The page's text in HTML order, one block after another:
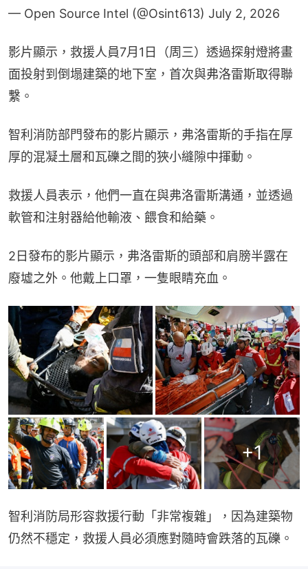
— Open Source Intel (@Osint613) July 2, 2026
影片顯示，救援人員7月1日（周三）透過探射燈將畫
面投射到倒塌建築的地下室，首次與弗洛雷斯取得聯
繫。
智利消防部門發布的影片顯示，弗洛雷斯的手指在厚
厚的混凝土層和瓦礫之間的狹小縫隙中揮動。
救援人員表示，他們一直在與弗洛雷斯溝通，並透過
軟管和注射器給他輸液、餵食和給藥。
2日發布的影片顯示，弗洛雷斯的頭部和肩膀半露在
廢墟之外。他戴上口罩，一隻眼睛充血。
+1
智利消防局形容救援行動「非常複雜」，因為建築物
仍然不穩定，救援人員必須應對隨時會跌落的瓦礫。